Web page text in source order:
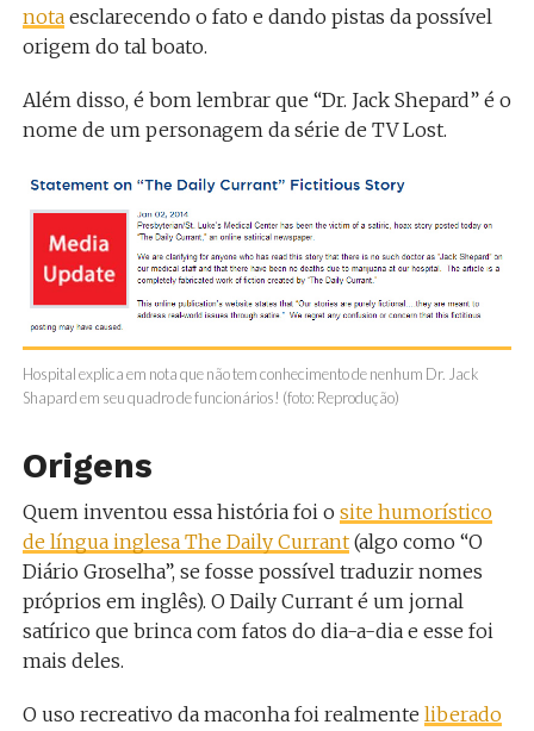
notaesclarecendo o fato e dando pistas da possível
origem do tal boato.
Além disso, é bom lembrar que “Dr. Jack Shepard” é o
nome de um personagem da série de TV Lost.
Hospital explica em nota que não tem conhecimento de nenhum Dr. Jack
Shapard em seu quadro de funcionários! (foto: Reprodução)
Origens
Quem inventou essa história foi o site humorístico
de língua inglesa The Daily Currant(algo como “O
Diário Groselha”, se fosse possível traduzir nomes
próprios em inglês). O Daily Currant é um jornal
satírico que brinca com fatos do dia-a-dia e esse foi
mais deles.
O uso recreativo da maconha foi realmente liberado